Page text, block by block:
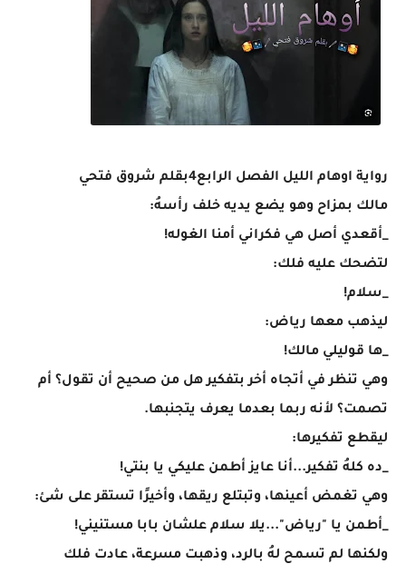
رواية اوهام الليل الفصل الرابع4بقلم شروق فتحي
مالك بمزاح وهو يضع يديه خلف رأسهُ:
_أقعدي أصل هي فكراني أمنا الغوله!
لتضحك عليه فلك:
_سلام!
ليذهب معها رياض:
_ها قوليلي مالك!
وهي تنظر في أتجاه أخر بتفكير هل من صحيح أن تقول؟ أم
تصمت؟ لأنه ربما بعدما يعرف يتجنبها.
ليقطع تفكيرها:
_ده كلهُ تفكير...أنا عايز أطمن عليكي يا بنتي!
وهي تغمض أعينها، وتبتلع ريقها، وأخيرًا تستقر على شئ:
_أطمن يا "رياض"...يلا سلام علشان بابا مستنيني!
ولكنها لم تسمح لهُ بالرد، وذهبت مسرعة، عادت فلك